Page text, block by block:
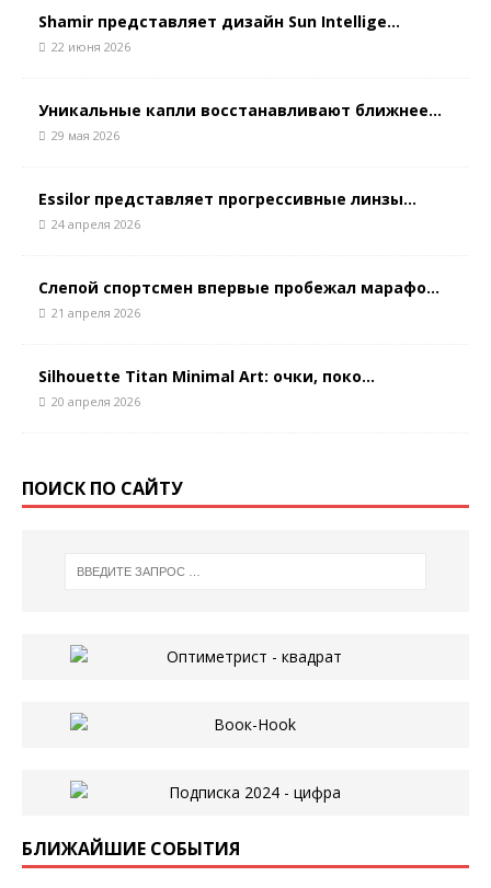
Shamir представляет дизайн Sun Intellige...
22 июня 2026
Уникальные капли восстанавливают ближнее...
29 мая 2026
Essilor представляет прогрессивные линзы...
24 апреля 2026
Слепой спортсмен впервые пробежал марафо...
21 апреля 2026
Silhouette Titan Minimal Art: очки, поко...
20 апреля 2026
ПОИСК ПО САЙТУ
БЛИЖАЙШИЕ СОБЫТИЯ